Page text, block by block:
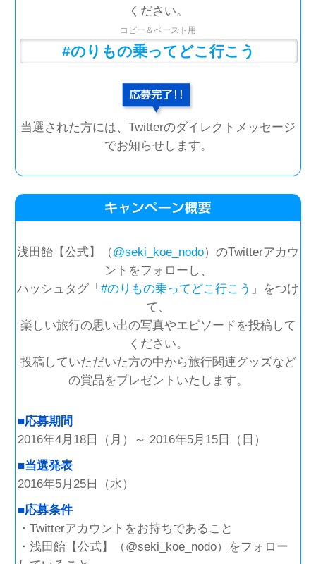
ください。
コピー＆ペースト用
当選された方には、Twitterのダイレクトメッセージ
でお知らせします。
浅田飴【公式】（@seki_koe_nodo）のTwitterアカウ
ントをフォローし、
ハッシュタグ「 #のりもの乗ってどこ行こう 」をつけ
て、
楽しい旅行の思い出の写真やエピソードを投稿して
ください。
投稿していただいた方の中から旅行関連グッズなど
の賞品をプレゼントいたします。
■応募期間
2016年4月18日（月）～ 2016年5月15日（日）
■当選発表
2016年5月25日（水）
■応募条件
・Twitterアカウントをお持ちであること
・浅田飴【公式】（@seki_koe_nodo）をフォロー